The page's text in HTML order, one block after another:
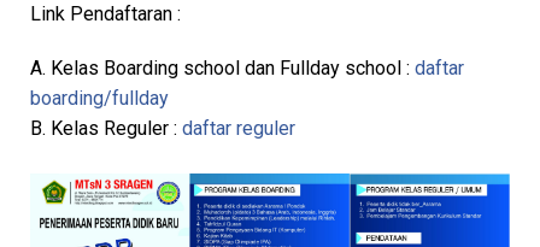
Link Pendaftaran :
A. Kelas Boarding school dan Fullday school : daftar
boarding/fullday
B. Kelas Reguler : daftar reguler